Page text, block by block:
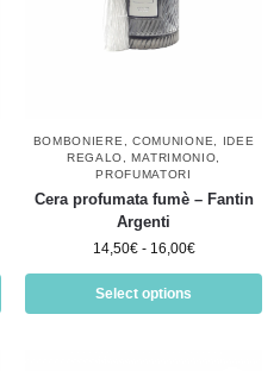
BOMBONIERE COMUNIONE
IDEE
REGALO ,MATRIMONIO
PROFUMATORI
Cera profumata fumè – Fantin
Argenti
14,50€ - 16,00€
Select options